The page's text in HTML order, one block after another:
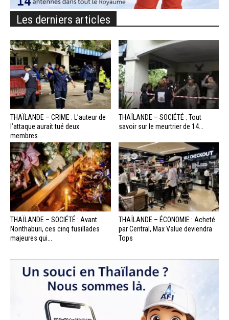
Les derniers articles
THAÏLANDE – CRIME : L’auteur de
l’attaque aurait tué deux
membres...
THAÏLANDE – SOCIÉTÉ : Tout
savoir sur le meurtrier de 14...
THAÏLANDE – SOCIÉTÉ : Avant
Nonthaburi, ces cinq fusillades
majeures qui...
THAÏLANDE – ÉCONOMIE : Acheté
par Central, Max Value deviendra
Tops